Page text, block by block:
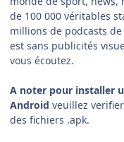
de 100 000 véritables
millions de podcasts
est sans publicités
vous écoutez.
A noter pour installer
Android veuillez
des fichiers .apk.